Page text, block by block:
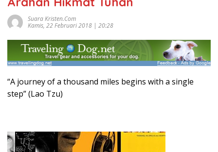
Suara Kristen.com
Kamis, 22 Februari 2018 | 20:28
“A journey of a thousand miles begins with a single
step” (Lao Tzu)